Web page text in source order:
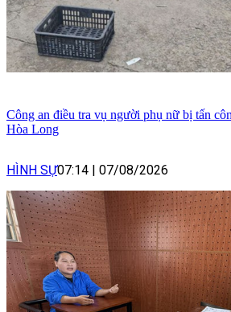
Công an điều tra vụ người phụ nữ bị tấn
Hòa Long
HÌNH SỰ07:14 | 07/08/2026